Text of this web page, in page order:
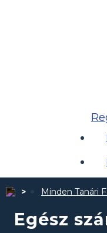
Minden Tanári
Egész